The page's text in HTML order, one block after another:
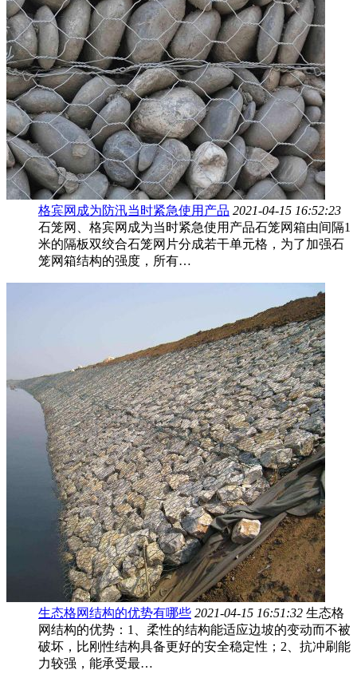
格宾网成为防汛当时紧急使用产品 2021-04-15 16:52:23
石笼网、格宾网成为当时紧急使用产品石笼网箱由间隔1
米的隔板双绞合石笼网片分成若干单元格，为了加强石
笼网箱结构的强度，所有…
生态格网结构的优势有哪些 2021-04-15 16:51:32 生态格
网结构的优势：1、柔性的结构能适应边坡的变动而不被
破坏，比刚性结构具备更好的安全稳定性；2、抗冲刷能
力较强，能承受最…